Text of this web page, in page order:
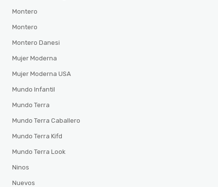
Montero
Montero
Montero Danesi
Mujer Moderna
Mujer Moderna USA
Mundo Infantil
Mundo Terra
Mundo Terra Caballero
Mundo Terra Kifd
Mundo Terra Look
Ninos
Nuevos